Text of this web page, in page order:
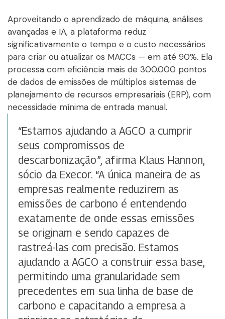
Aproveitando o aprendizado de máquina, análises
avançadas e IA, a plataforma reduz
significativamente o tempo e o custo necessários
para criar ou atualizar os MACCs — em até 90%. Ela
processa com eficiência mais de 300.000 pontos
de dados de emissões de múltiplos sistemas de
planejamento de recursos empresariais (ERP), com
necessidade mínima de entrada manual.
“Estamos ajudando a AGCO a cumprir
seus compromissos de
descarbonização”, afirma Klaus Hannon,
sócio da Execor. “A única maneira de as
empresas realmente reduzirem as
emissões de carbono é entendendo
exatamente de onde essas emissões
se originam e sendo capazes de
rastreá-las com precisão. Estamos
ajudando a AGCO a construir essa base,
permitindo uma granularidade sem
precedentes em sua linha de base de
carbono e capacitando a empresa a